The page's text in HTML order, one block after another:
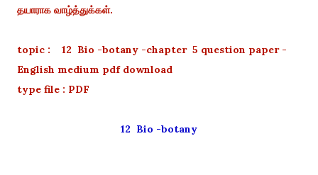
தயாராக வாழ்த்துக்கள்.
topic : 12 Bio -botany -chapter 5 question paper -
English medium pdf download
type file : PDF
12 Bio -botany